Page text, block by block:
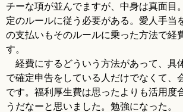
チーな項が並んでますが、中身は真面目
定のルールに従う必要がある。愛人手
の支払いもそのルールに乗った方法で経
す。
経費にするどういう方法があって、具
で確定申告をしている人だけでなくて、
です。福利厚生費は思ったよりも活用度
うだなーと思いました。勉強になった。